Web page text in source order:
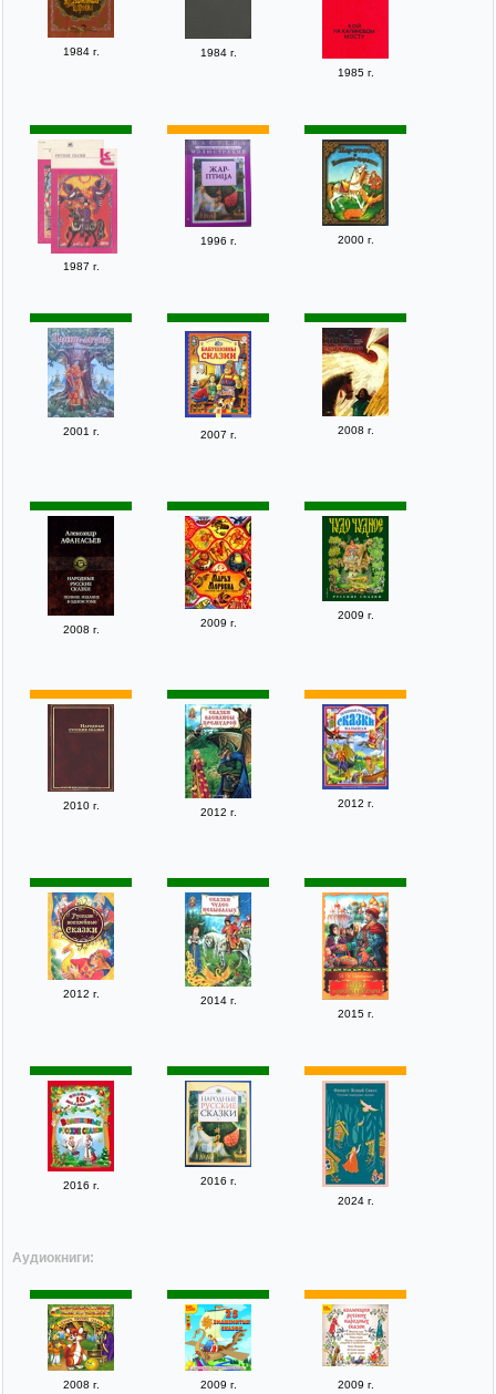
1984 г.
1984 г.
1985 г.
1987 г.
1996 г. 2000 г.
2001 г. 2007 г. 2008 г.
2008 г.
2009 г.
2009 г.
2010 г.
2012 г.
2012 г.
2012 г.
2014 г.
2015 г.
2016 г.
2016 г.
2024 г.
Аудиокниги:
2008 г. 2009 г. 2009 г.